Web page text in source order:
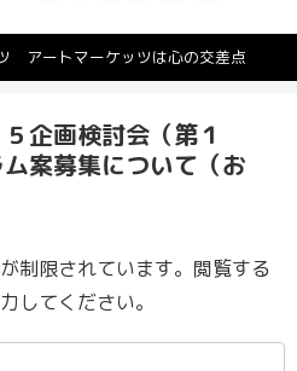
アートマーケッツは心の交差点
企画検討会（第１
案募集について（お
制限されています。閲覧する
してください。